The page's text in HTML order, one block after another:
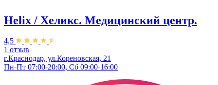
Helix / Хеликс. Медицинский центр.
4,5
1 отзыв
г.Краснодар, ул.Кореновская, 21
Пн-Пт 07:00-20:00, Сб 09:00-16:00